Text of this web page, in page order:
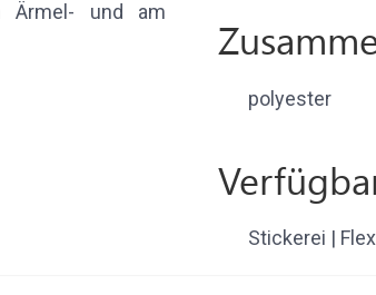
Ärmel- und am
polyester
Stickerei | Flex